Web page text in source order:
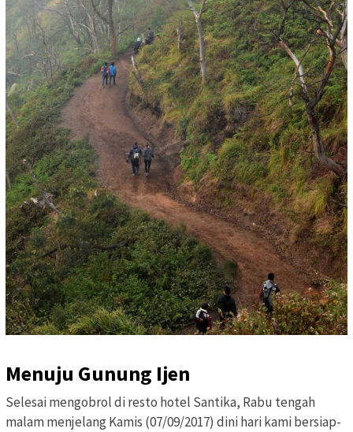
Menuju Gunung Ijen
Selesai mengobrol di resto hotel Santika, Rabu tengah
malam menjelang Kamis (07/09/2017) dini hari kami bersiap-